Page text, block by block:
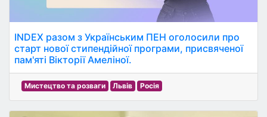
INDEX разом з Українським ПЕН оголосили про
старт нової стипендійної програми, присвяченої
пам'яті Вікторії Амеліної.
Мистецтво та розваги Львів Росія